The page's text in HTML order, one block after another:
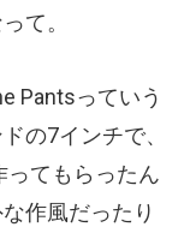
て。
Pantsっていう
の7インチで、
ってもらったん
作風だったり